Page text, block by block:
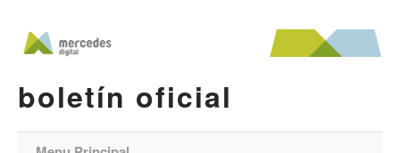
boletín oficial